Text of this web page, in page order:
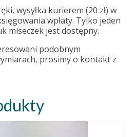
wysyłka kurierem (20 zł) w
wpłaty. Tylko jeden
miseczek jest dostępny.
podobnym
prosimy o kontakt z